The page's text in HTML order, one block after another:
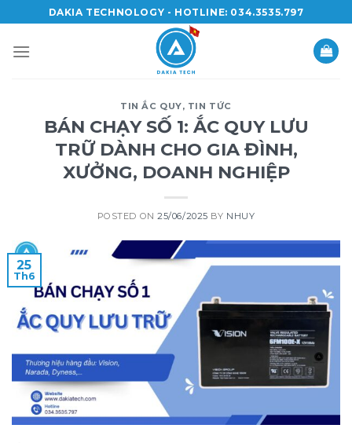
to
content
DAKIA TECHNOLOGY - HOTLINE: 034.3535.797
TIN ẮC QUY, TIN TỨC
BÁN CHẠY SỐ 1: ẮC QUY LƯU
TRỮ DÀNH CHO GIA ĐÌNH,
XƯỞNG, DOANH NGHIỆP
POSTED ON25/06/2025 BY NHUY
25
Th6